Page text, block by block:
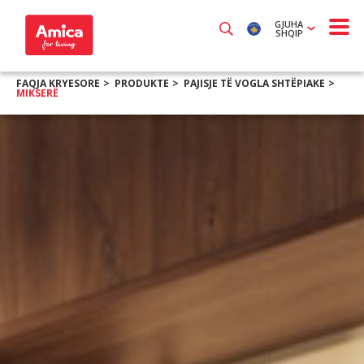
GJUHA
SHQIP
FAQJA KRYESORE PRODUKTE PAJISJE TË VOGLA SHTËPIAKE
MIKSERË